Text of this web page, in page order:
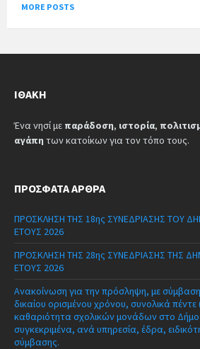
MORE POSTS
ΙΘΆΚΗ
Ένα νησί με παράδοση, ιστορία,
αγάπη των κατοίκων για τον τόπο τους.
ΠΡΌΣΦΑΤΑ ΆΡΘΡΑ
ΠΡΟΣΚΛΗΣΗ ΤΗΣ 18ης ΣΥΝΕΔΡΙΑΣΗΣ ΤΟΥ
ΕΤΟΥΣ 2026
ΠΡΟΣΚΛΗΣΗ ΤΗΣ 28ης ΣΥΝΕΔΡΙΑΣΗΣ ΤΗΣ
ΕΤΟΥΣ 2026
Ανακοίνωση για την πρόσληψη, με σύμβαση
δικαίου ορισμένου χρόνου, συνολικά
καθαριότητα σχολικών μονάδων στο Δήμο
συγκεκριμένα, ανά υπηρεσία, έδρα,
σύμβασης.